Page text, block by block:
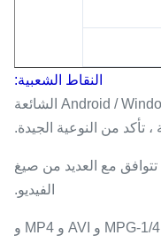
النقاط الشعبية:
● اعتماد وحدة المعالجة المركزية Android / Windows الشائعة
، تأكد من النوعية الجيدة.
تتوافق مع العديد من صيغ
الفيديو.
● فك تشفير قوي جدًا ، مثل MPG و MPG-1/4 و AVI و MP4 و